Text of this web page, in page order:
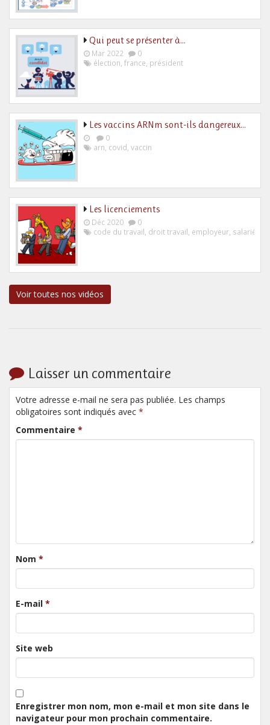
Qui peut se présenter à…
Mar 2022
0
élection, france, président
Les vaccins ARNm sont-ils dangereux…
0
arn, covid, vaccin
Les licenciements
Déc 2020
0
code du travail, droit travail, employeur, salarié
Voir toutes nos vidéos
Laisser un commentaire
Votre adresse e-mail ne sera pas publiée. Les champs
obligatoires sont indiqués avec *
Commentaire *
Nom *
E-mail *
Site web
Enregistrer mon nom, mon e-mail et mon site dans le
navigateur pour mon prochain commentaire.